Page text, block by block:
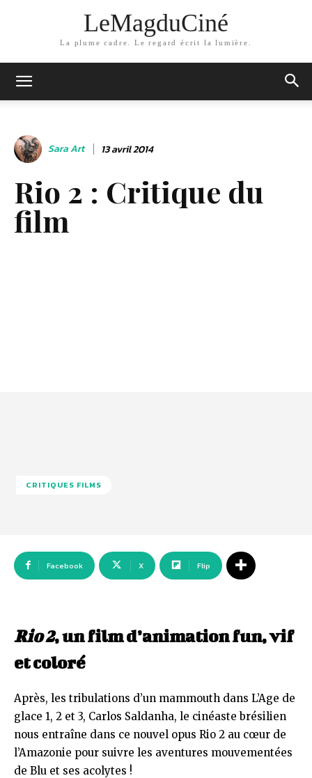
LeMagduCiné
La plume cadre. Le regard écrit la lumière.
Sara Art 13 avril 2014
Rio 2 : Critique du
film
CRITIQUES FILMS
Facebook X Flip
Rio 2, un film d’animation fun, vif
et coloré
Après, les tribulations d’un mammouth dans L’Age de
glace 1, 2 et 3, Carlos Saldanha, le cinéaste brésilien
nous entraîne dans ce nouvel opus Rio 2 au cœur de
l’Amazonie pour suivre les aventures mouvementées
de Blu et ses acolytes !